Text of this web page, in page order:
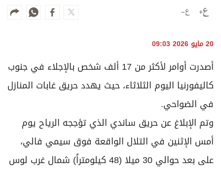
قصة صورة
عدد اليوم
مواقيت الصلاة
الأحوال الجوية
20 مايو 2026 09:03
أصدرت أوامر لأكثر من 17 ألف شخص بالإجلاء في جنوب
كاليفورنيا اليوم الثلاثاء، حيث يهدد حريق غابات المنازل
في الضواحي.
وتم الإبلاغ عن حريق ساندي الذي تؤججه الرياح يوم
أمس الإثنين في التلال الواقعة فوق سيمي فالي،
على بعد حوالي 30 ميلا (48 كيلومتراً) شمال غرب لوس